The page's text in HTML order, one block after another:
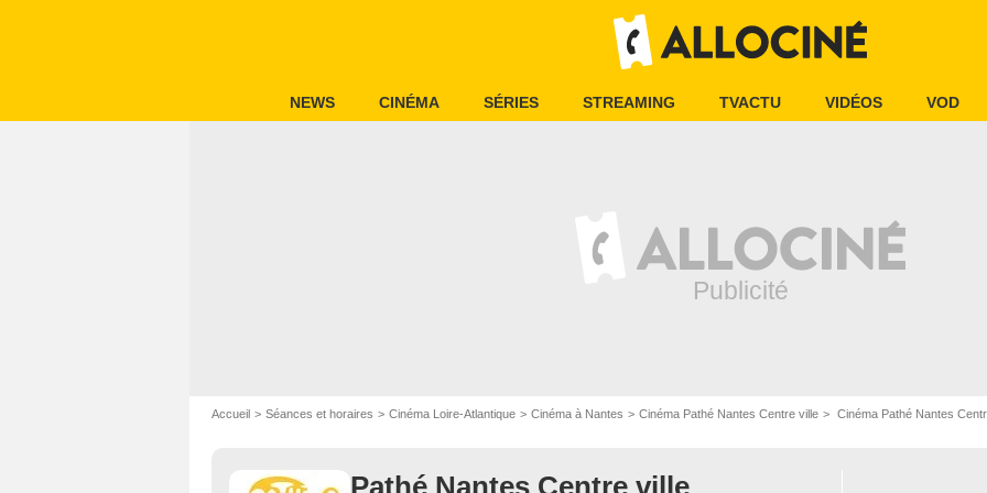
NEWS CINÉMA SÉRIES STREAMING TVACTU VIDÉOS VOD
Accueil Séances et horaires Cinéma Loire-Atlantique Cinéma à Nantes Cinéma Pathé Nantes Centre ville Cinéma Pathé Nantes
Pathé Nantes Centre ville